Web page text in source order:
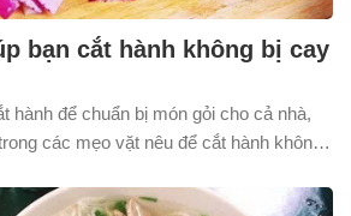
bạn cắt hành không bị cay
hành để chuẩn bị món gỏi cho cả nhà,
các mẹo vặt nêu để cắt hành không